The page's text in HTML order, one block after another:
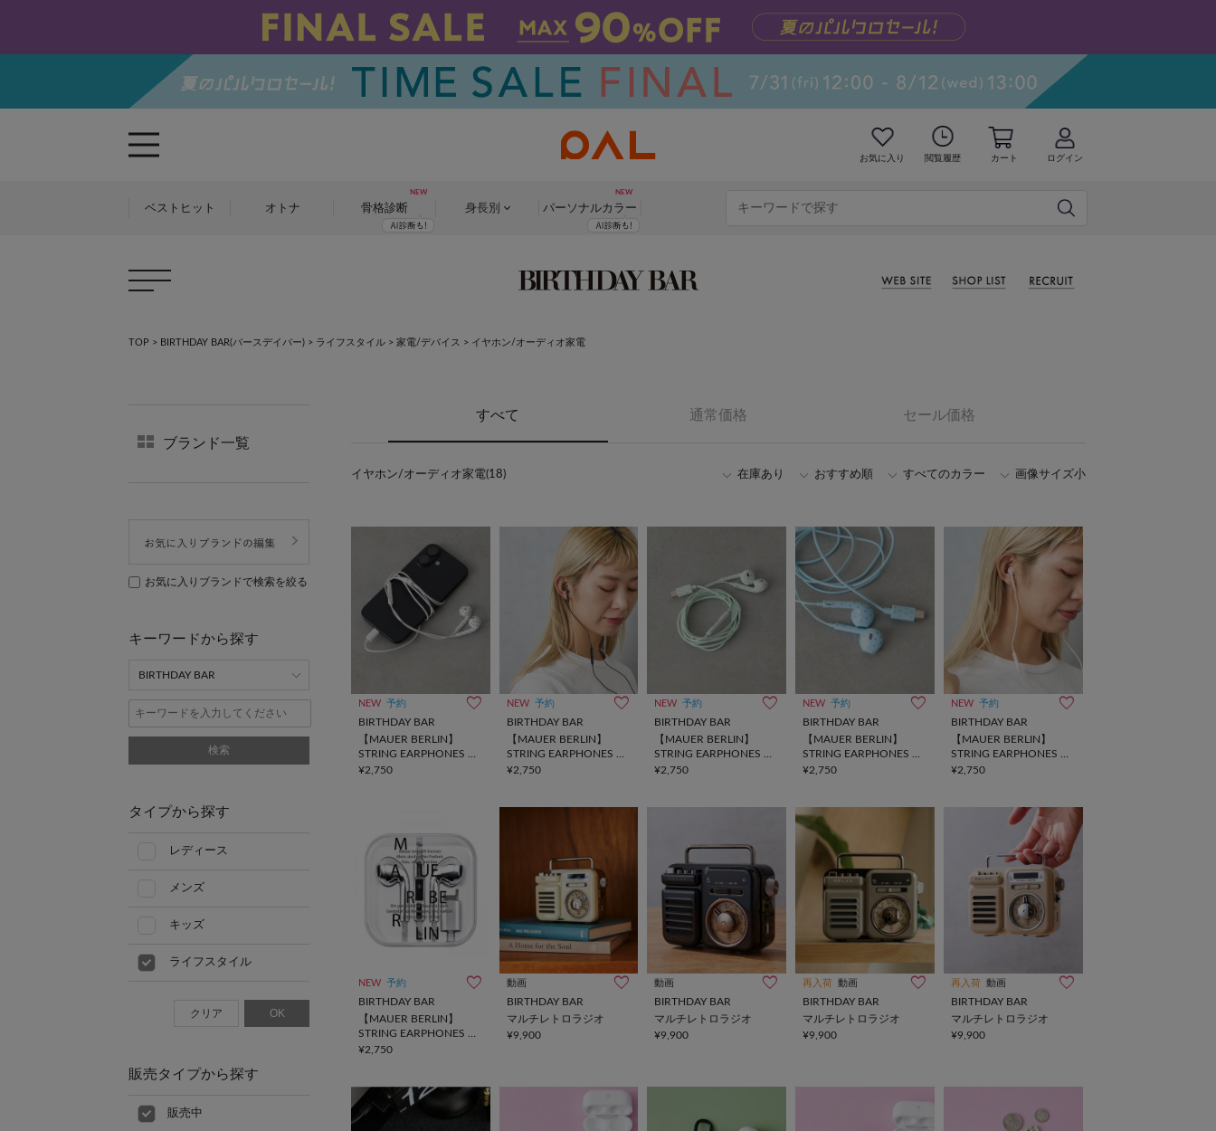
お気に入り 閲覧履歴 カート ログイン
ベストヒット オトナ 骨格診断 身長別 パーソナルカラー
TOP > BIRTHDAY BAR(バースデイバー) > ライフスタイル > 家電/デバイス > イヤホン/オーディオ家電
すべて 通常価格 セール価格
イヤホン/オーディオ家電(18) 在庫あり おすすめ順 すべてのカラー 画像サイズ小
NEW 予約
BIRTHDAY BAR
【MAUER BERLIN】
STRING EARPHONES 有
線イヤホン
¥2,750
NEW 予約
BIRTHDAY BAR
【MAUER BERLIN】
STRING EARPHONES 有
線イヤホン
¥2,750
NEW 予約
BIRTHDAY BAR
【MAUER BERLIN】
STRING EARPHONES 有
線イヤホン
¥2,750
NEW 予約
BIRTHDAY BAR
【MAUER BERLIN】
STRING EARPHONES 有
線イヤホン
¥2,750
NEW 予約
BIRTHDAY BAR
【MAUER BERLIN】
STRING EARPHONES 有
線イヤホン
¥2,750
NEW 予約
BIRTHDAY BAR
【MAUER BERLIN】
STRING EARPHONES 有
線イヤホン
¥2,750
動画
BIRTHDAY BAR
マルチレトロラジオ
¥9,900
動画
BIRTHDAY BAR
マルチレトロラジオ
¥9,900
再入荷 動画
BIRTHDAY BAR
マルチレトロラジオ
¥9,900
再入荷 動画
BIRTHDAY BAR
マルチレトロラジオ
¥9,900
ブランド一覧
お気に入りブランドで検索を絞る
キーワードから探す
検索
タイプから探す
レディース
メンズ
キッズ
ライフスタイル
クリア OK
販売タイプから探す
販売中